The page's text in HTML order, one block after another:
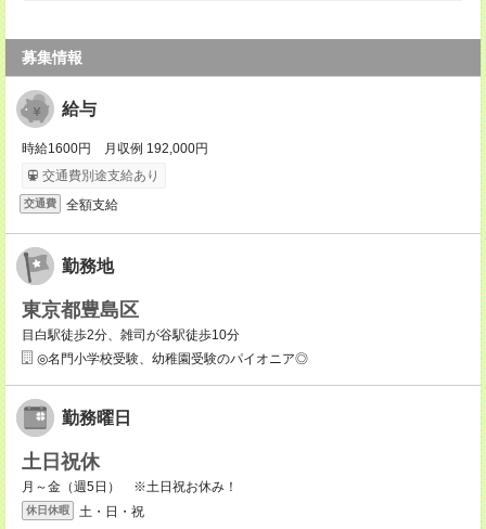
募集情報
給与
時給1600円 月収例 192,000円
交通費別途支給あり
交通費 全額支給
勤務地
東京都豊島区
目白駅徒歩2分、雑司が谷駅徒歩10分
◎名門小学校受験、幼稚園受験のパイオニア◎
勤務曜日
土日祝休
月～金（週5日） ※土日祝お休み！
休日休暇 土・日・祝